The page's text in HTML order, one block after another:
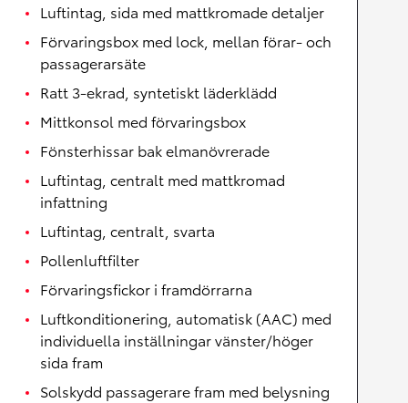
Luftintag, sida med mattkromade detaljer
Förvaringsbox med lock, mellan förar- och
passagerarsäte
Ratt 3-ekrad, syntetiskt läderklädd
Mittkonsol med förvaringsbox
Fönsterhissar bak elmanövrerade
Luftintag, centralt med mattkromad
infattning
Luftintag, centralt, svarta
Pollenluftfilter
Förvaringsfickor i framdörrarna
Luftkonditionering, automatisk (AAC) med
individuella inställningar vänster/höger
sida fram
Solskydd passagerare fram med belysning